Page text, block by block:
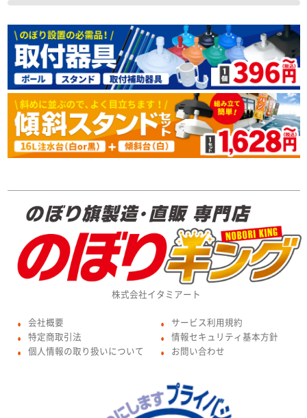
株式会社イタミアート
● 会社概要
● 特定商取引法
● 個人情報の取り扱いについて
● サービス利用規約
● 情報セキュリティ基本方針
● お問い合わせ